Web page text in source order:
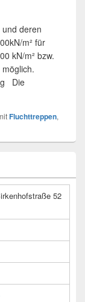
deren
m² für
kN/m² bzw.
Die
&
Fluchttreppen,
52